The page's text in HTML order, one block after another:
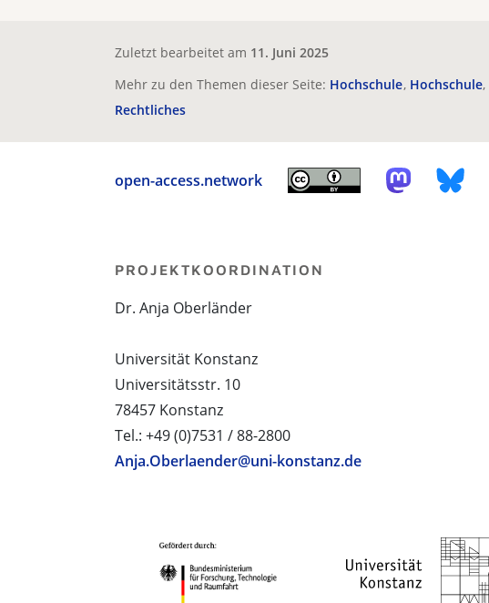
Zuletzt bearbeitet am 11. Juni 2025
Mehr zu den Themen dieser Seite: Hochschule Hochschule
Rechtliches
open-access.network
PROJEKTKOORDINATION
Dr. Anja Oberländer
Universität Konstanz
Universitätsstr. 10
78457 Konstanz
Tel.: +49 (0)7531 / 88-2800
Anja.Oberlaender@uni-konstanz.de